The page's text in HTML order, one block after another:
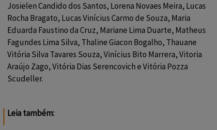
Josielen Candido dos Santos, Lorena Novaes Meira, Lucas
Rocha Bragato, Lucas Vinícius Carmo de Souza, Maria
Eduarda Faustino da Cruz, Mariane Lima Duarte, Matheus
Fagundes Lima Silva, Thaline Giacon Bogalho, Thauane
Vitória Silva Tavares Souza, Vinícius Bito Marrera, Vitoria
Araújo Zago, Vitória Dias Serencovich e Vitória Pozza
Scudeller.
Leia também: